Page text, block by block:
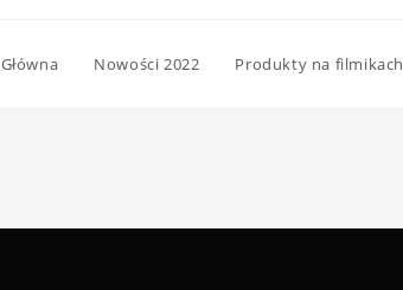
Główna Nowości 2022 Produkty na filmikach